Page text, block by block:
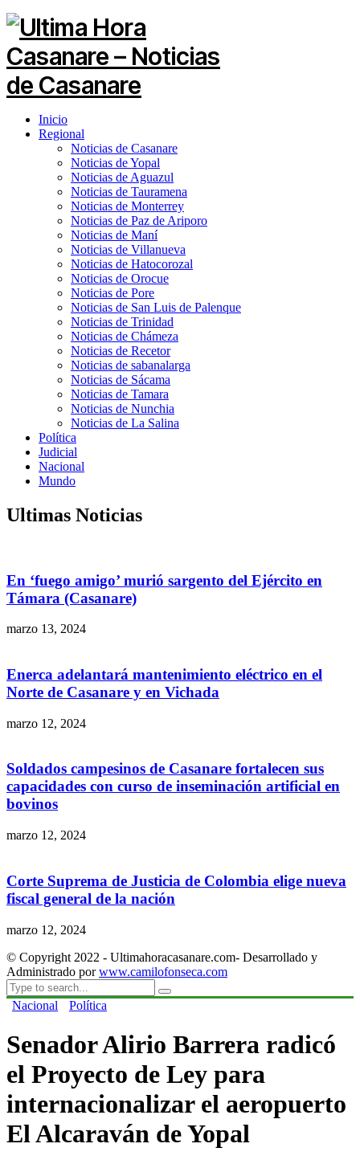
Inicio
Regional
Noticias de Casanare
Noticias de Yopal
Noticias de Aguazul
Noticias de Tauramena
Noticias de Monterrey
Noticias de Paz de Ariporo
Noticias de Maní
Noticias de Villanueva
Noticias de Hatocorozal
Noticias de Orocue
Noticias de Pore
Noticias de San Luis de Palenque
Noticias de Trinidad
Noticias de Chámeza
Noticias de Recetor
Noticias de sabanalarga
Noticias de Sácama
Noticias de Tamara
Noticias de Nunchia
Noticias de La Salina
Política
Judicial
Nacional
Mundo
Ultimas Noticias
En ‘fuego amigo’ murió sargento del Ejército en
Támara (Casanare)
marzo 13, 2024
Enerca adelantará mantenimiento eléctrico en el
Norte de Casanare y en Vichada
marzo 12, 2024
Soldados campesinos de Casanare fortalecen sus
capacidades con curso de inseminación artificial en
bovinos
marzo 12, 2024
Corte Suprema de Justicia de Colombia elige nueva
fiscal general de la nación
marzo 12, 2024
© Copyright 2022 - Ultimahoracasanare.com- Desarrollado y
Administrado porwww.camilofonseca.com
Nacional Política
Senador Alirio Barrera radicó
el Proyecto de Ley para
internacionalizar el aeropuerto
El Alcaraván de Yopal